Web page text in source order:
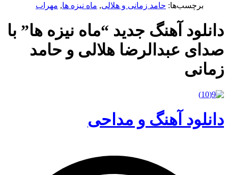
برچسب‌ها:حامد زمانی و هلالی,ماه نیزه ها, مهراب
آهنگ جدید “ماه نیزه ها” با
عبدالرضا هلالی و حامد
آهنگ و مداحی